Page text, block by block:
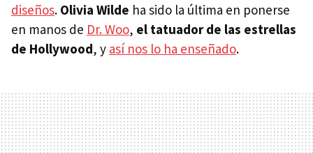
diseños. Olivia Wilde ha sido la última en ponerse
en manos de Dr. Woo, el tatuador de las estrellas
de Hollywood, y así nos lo ha enseñado.